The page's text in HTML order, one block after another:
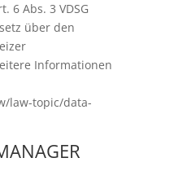
6 Abs. 3 VDSG
über den
Informationen
law-topic/data-